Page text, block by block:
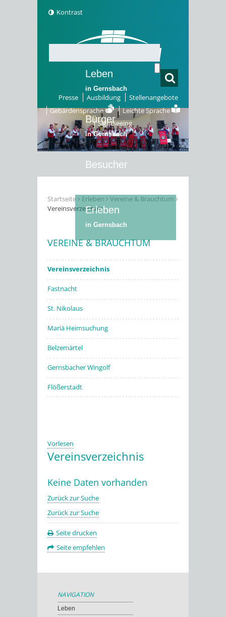
Kontrast
Presse Ausbildung
Stellenangebote
Gebärdensprache
Leichte Sprache
Sightseeing
Leben
in Gernsbach
Bürger
in Gernsbach
Besucher
Erleben
in Gernsbach
Startseite Erleben
Vereine & Brauchtum
Vereinsverzeichnis
VEREINE & BRAUCHTUM
Vereinsverzeichnis
Fastnacht
St. Nikolaus
Mariä Heimsuchung
Belzemärtel
Gernsbacher Wingolf
Flößerstadt
Vorlesen
Vereinsverzeichnis
Keine Daten vorhanden
Zurück zur Suche
Zurück zur Suche
Seite drucken
Seite empfehlen
NAVIGATION
Leben